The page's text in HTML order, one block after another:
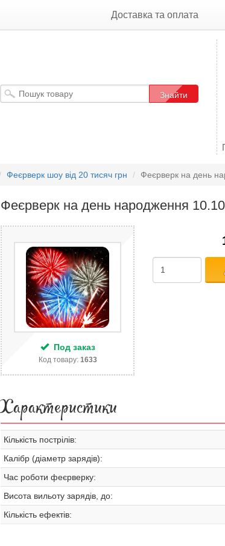
Доставка та оплата
Знайти
Феєрверк шоу від 20 тисяч грн Феєрверк на день
Феєрверк на день народження
Под заказ
Код товару: 1633
Характеристики
Кількість пострілів:
Калібр (діаметр зарядів):
Час роботи феєрверку:
Висота вильоту зарядів, до:
Кількість ефектів: